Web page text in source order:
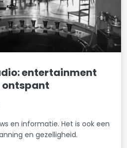
entertainment
en informatie. Het is ook een
en gezelligheid.